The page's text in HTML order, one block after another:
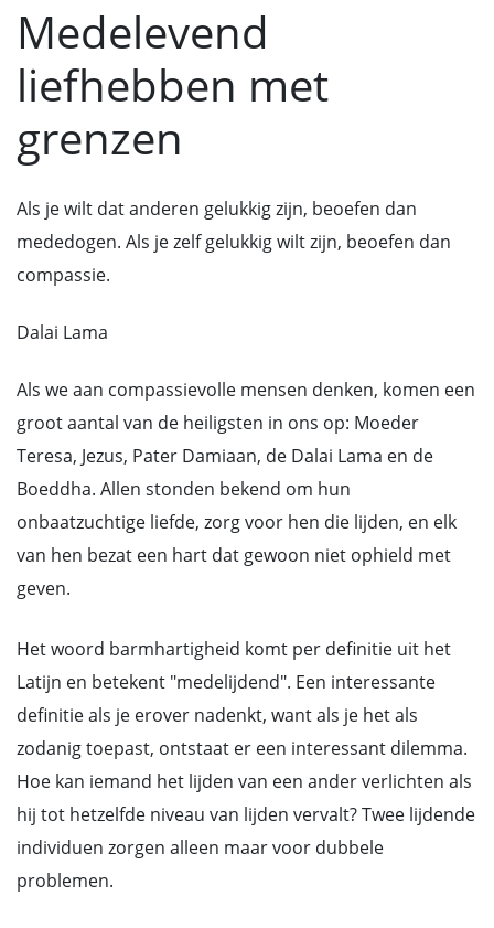
Medelevend
liefhebben met
grenzen
Als je wilt dat anderen gelukkig zijn, beoefen dan
mededogen. Als je zelf gelukkig wilt zijn, beoefen dan
compassie.
Dalai Lama
Als we aan compassievolle mensen denken, komen een
groot aantal van de heiligsten in ons op: Moeder
Teresa, Jezus, Pater Damiaan, de Dalai Lama en de
Boeddha. Allen stonden bekend om hun
onbaatzuchtige liefde, zorg voor hen die lijden, en elk
van hen bezat een hart dat gewoon niet ophield met
geven.
Het woord barmhartigheid komt per definitie uit het
Latijn en betekent "medelijdend". Een interessante
definitie als je erover nadenkt, want als je het als
zodanig toepast, ontstaat er een interessant dilemma.
Hoe kan iemand het lijden van een ander verlichten als
hij tot hetzelfde niveau van lijden vervalt? Twee lijdende
individuen zorgen alleen maar voor dubbele
problemen.